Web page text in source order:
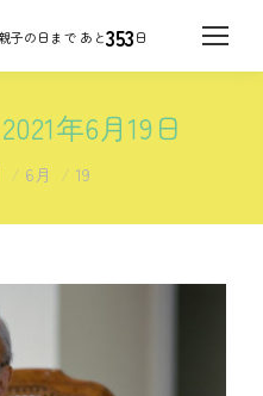
353日
2021年6月19日
6月 19